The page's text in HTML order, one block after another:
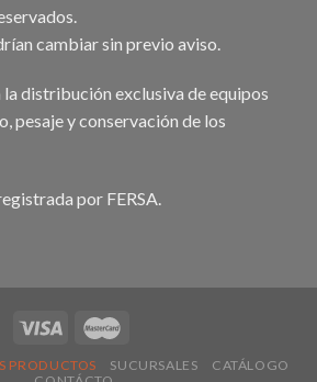
cambiar sin previo aviso.
la distribución exclusiva de equipos
pesaje y conservación de los
por FERSA.
PRODUCTOS SUCURSALES
CATÁLOGO